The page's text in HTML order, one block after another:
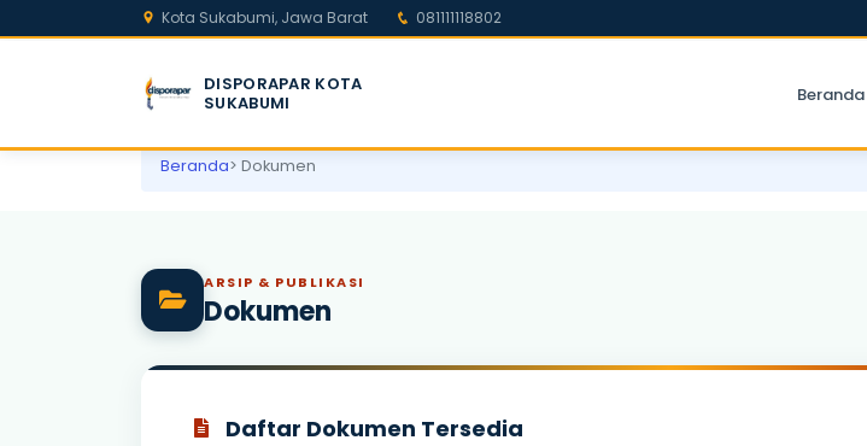
Kota Sukabumi, Jawa Barat 081111118802
DISPORAPAR KOTA
SUKABUMI
Beranda
Beranda> Dokumen
ARSIP & PUBLIKASI
Dokumen
Daftar Dokumen Tersedia